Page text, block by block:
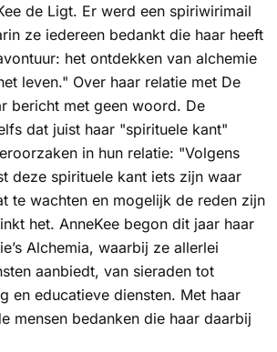
de Ligt. Er werd een spiriwirimail
ze iedereen bedankt die haar heeft
het ontdekken van alchemie
leven." Over haar relatie met De
bericht met geen woord. De
dat juist haar "spirituele kant"
in hun relatie: "Volgens
deze spirituele kant iets zijn waar
te wachten en mogelijk de reden zijn
het. AnneKee begon dit jaar haar
Alchemia, waarbij ze allerlei
aanbiedt, van sieraden tot
en educatieve diensten. Met haar
mensen bedanken die haar daarbij